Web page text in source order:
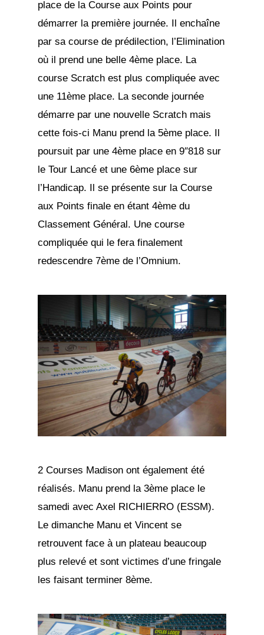
place de la Course aux Points pour
démarrer la première journée. Il enchaîne
par sa course de prédilection, l’Elimination
où il prend une belle 4ème place. La
course Scratch est plus compliquée avec
une 11ème place. La seconde journée
démarre par une nouvelle Scratch mais
cette fois-ci Manu prend la 5ème place. Il
poursuit par une 4ème place en 9″818 sur
le Tour Lancé et une 6ème place sur
l’Handicap. Il se présente sur la Course
aux Points finale en étant 4ème du
Classement Général. Une course
compliquée qui le fera finalement
redescendre 7ème de l’Omnium.
2 Courses Madison ont également été
réalisés. Manu prend la 3ème place le
samedi avec Axel RICHIERRO (ESSM).
Le dimanche Manu et Vincent se
retrouvent face à un plateau beaucoup
plus relevé et sont victimes d’une fringale
les faisant terminer 8ème.